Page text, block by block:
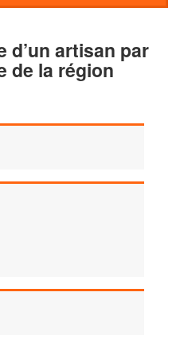
d’un artisan par
de la région